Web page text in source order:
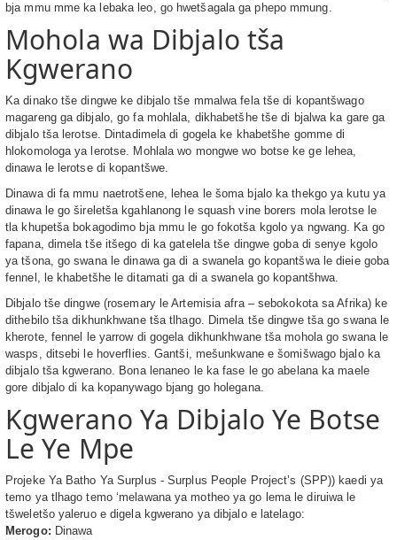
bja mmu mme ka lebaka leo, go hwetšagala ga phepo mmung.
Mohola wa Dibjalo tša
Kgwerano
Ka dinako tše dingwe ke dibjalo tše mmalwa fela tše di kopantšwago
magareng ga dibjalo, go fa mohlala, dikhabetšhe tše di bjalwa ka gare ga
dibjalo tša lerotse. Dintadimela di gogela ke khabetšhe gomme di
hlokomologa ya lerotse. Mohlala wo mongwe wo botse ke ge lehea,
dinawa le lerotse di kopantšwe.
Dinawa di fa mmu naetrotšene, lehea le šoma bjalo ka thekgo ya kutu ya
dinawa le go šireletša kgahlanong le squash vine borers mola lerotse le
tla khupetša bokagodimo bja mmu le go fokotša kgolo ya ngwang. Ka go
fapana, dimela tše itšego di ka gatelela tše dingwe goba di senye kgolo
ya tšona, go swana le dinawa ga di a swanela go kopantšwa le dieie goba
fennel, le khabetšhe le ditamati ga di a swanela go kopantšhwa.
Dibjalo tše dingwe (rosemary le Artemisia afra – sebokokota sa Afrika) ke
dithebilo tša dikhunkhwane tša tlhago. Dimela tše dingwe tša go swana le
kherote, fennel le yarrow di gogela dikhunkhwane tša mohola go swana le
wasps, ditsebi le hoverflies. Gantši, mešunkwane e šomišwago bjalo ka
dibjalo tša kgwerano. Bona lenaneo le ka fase le go abelana ka maele
gore dibjalo di ka kopanywago bjang go holegana.
Kgwerano Ya Dibjalo Ye Botse
Le Ye Mpe
Projeke Ya Batho Ya Surplus - Surplus People Project’s (SPP)) kaedi ya
temo ya tlhago temo ‘melawana ya motheo ya go lema le diruiwa le
tšweletšo yaleruo e digela kgwerano ya dibjalo e latelago:
Merogo: Dinawa